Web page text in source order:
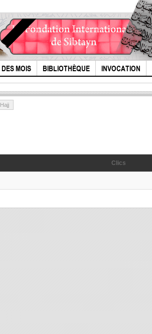
MOIS BIBLIOTHÈQUE INVOCATION
Clics
L’évangile de
1500 ans, qui
annonce la...